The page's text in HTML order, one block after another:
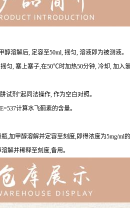
溶解后, 定容至50ml, 摇匀, 溶液即为被测液。
匀, 塞上塞子,在50℃时加热50分钟, 冷却, 加
试剂”起同法操作, 作为空白对照。
计算水飞蓟素的含量。
,加甲醇溶解并定容至刻度,即得浓度为5mg/ml的
解并稀释至刻度,备用。